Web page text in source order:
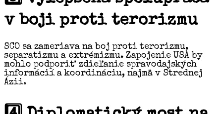
v boji proti terorizmu
SCO sa zameriava na boj proti terorizmu,
separatizmu a extrémizmu. Zapojenie USA by
mohlo podporiť zdieľanie spravodajských
informácií a koordináciu, najmä v Strednej
Ázii.